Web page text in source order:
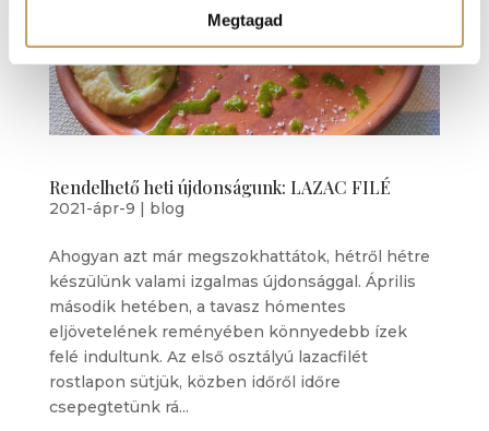
Megtagad
Rendelhető heti újdonságunk: LAZAC FILÉ
2021-ápr-9 blog
Ahogyan azt már megszokhattátok, hétről hétre
készülünk valami izgalmas újdonsággal. Április
második hetében, a tavasz hómentes
eljövetelének reményében könnyedebb ízek
felé indultunk. Az első osztályú lazacfilét
rostlapon sütjük, közben időről időre
csepegtetünk rá...